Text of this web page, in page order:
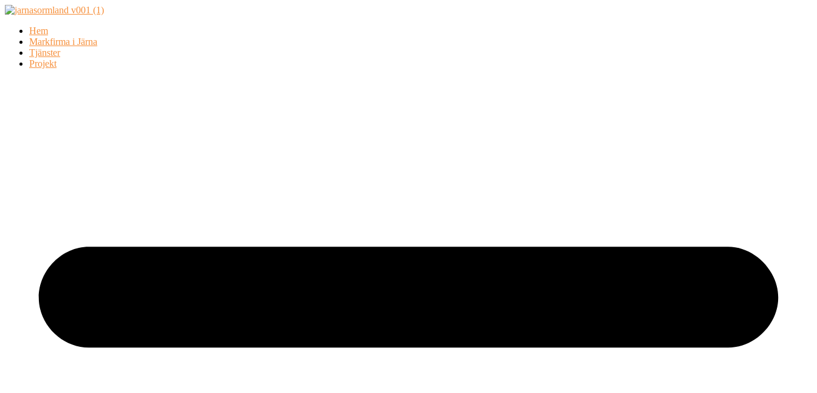
Skip
contentHem
Markfirma i Järna
Tjänster
Projekt